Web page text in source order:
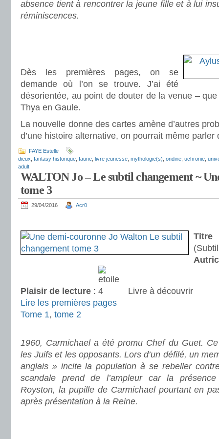
absence tient à rencontrer la jeune fille et à lui
réminiscences.
Dès les premières pages, on se
demande où l’on se trouve. J’ai été
désorientée, au point de douter de la venue –
Thya en Gaule.
La nouvelle donne des cartes amène d’autres
d’une histoire alternative, on pourrait même parler
FAYE Estelle
dieux fantasy historique faune livre jeunesse mythologie(s) ondine uchronie
adult
WALTON Jo – Le subtil changement ~
tome 3
29/04/2016 Acr0
Titre
Plaisir de lecture :
Livre à découvrir
Lire les premières pages
Tome 1, tome 2
1960, Carmichael a été promu Chef du Guet.
les Juifs et les opposants. Lors d’un défilé, un
anglais » incite la population à se rebeller
scandale prend de l’ampleur car la présence
Royston, la pupille de Carmichael pourtant en
après présentation à la Reine.